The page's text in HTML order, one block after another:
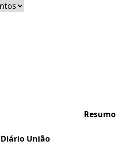
Resumo
Diário União